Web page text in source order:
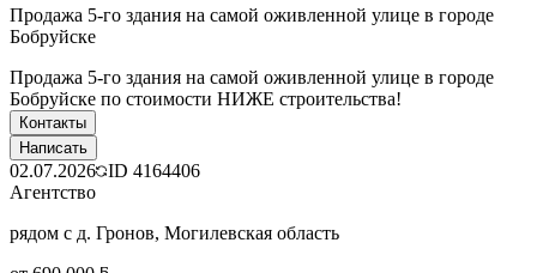
Продажа 5-го здания на самой оживленной улице в городе
Бобруйске
Продажа 5-го здания на самой оживленной улице в городе
Бобруйске по стоимости НИЖЕ строительства!
Контакты
Написать
02.07.2026 ID 4164406
Агентство
рядом с д. Гронов, Могилевская область